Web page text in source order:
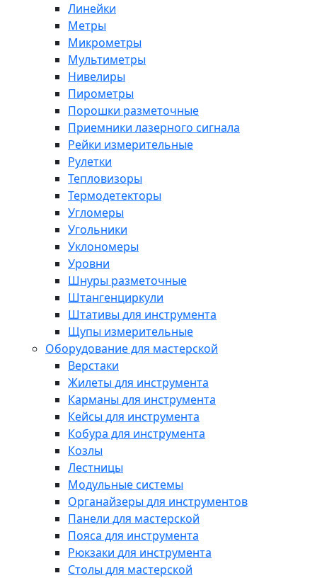
Линейки
Метры
Микрометры
Мультиметры
Нивелиры
Пирометры
Порошки разметочные
Приемники лазерного сигнала
Рейки измерительные
Рулетки
Тепловизоры
Термодетекторы
Угломеры
Угольники
Уклономеры
Уровни
Шнуры разметочные
Штангенциркули
Штативы для инструмента
Щупы измерительные
Оборудование для мастерской
Верстаки
Жилеты для инструмента
Карманы для инструмента
Кейсы для инструмента
Кобура для инструмента
Козлы
Лестницы
Модульные системы
Органайзеры для инструментов
Панели для мастерской
Пояса для инструмента
Рюкзаки для инструмента
Столы для мастерской